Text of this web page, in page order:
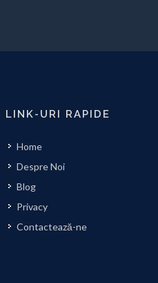
LINK-URI RAPIDE
Home
Despre Noi
Blog
Privacy
Contactează-ne